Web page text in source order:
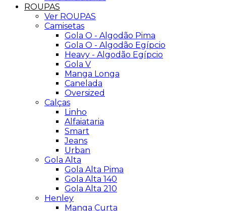
ROUPAS
Ver ROUPAS
Camisetas
Gola O - Algodão Pima
Gola O - Algodão Egípcio
Heavy - Algodão Egípcio
Gola V
Manga Longa
Canelada
Oversized
Calças
Linho
Alfaiataria
Smart
Jeans
Urban
Gola Alta
Gola Alta Pima
Gola Alta 140
Gola Alta 210
Henley
Manga Curta